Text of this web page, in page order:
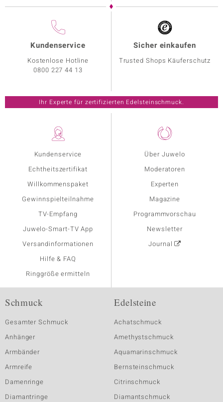
Kundenservice
Echtheitszertifikat
Willkommenspaket
Gewinnspielteilnahme
TV-Empfang
Juwelo-Smart-TV App
Versandinformationen
Hilfe & FAQ
Ringgröße ermitteln
Über Juwelo
Moderatoren
Experten
Magazine
Programmvorschau
Newsletter
Journal
Kundenservice
Kostenlose Hotline
0800 227 44 13
Sicher einkaufen
Trusted Shops Käuferschutz
Ihr Experte für zertifizierten Edelsteinschmuck.
Schmuck
Gesamter Schmuck
Anhänger
Armbänder
Armreife
Damenringe
Diamantringe
Edelsteine
Achatschmuck
Amethystschmuck
Aquamarinschmuck
Bernsteinschmuck
Citrinschmuck
Diamantschmuck